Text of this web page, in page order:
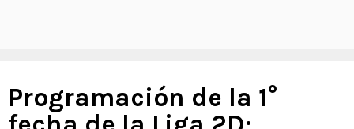
Programación de la 1°